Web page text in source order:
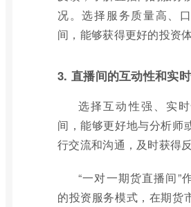
况。选择服务质量高、
间，能够获得更好的投资
3. 直播间的互动性和实
选择互动性强、实
间，能够更好地与分析师
行交流和沟通，及时获得
“一对一期货直播间”
的投资服务模式，在期货